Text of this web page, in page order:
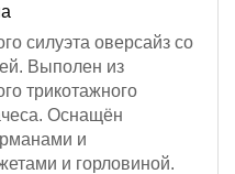
силуэта оверсайз со
Выполен из
трикотажного
Оснащён
и
и горловиной.